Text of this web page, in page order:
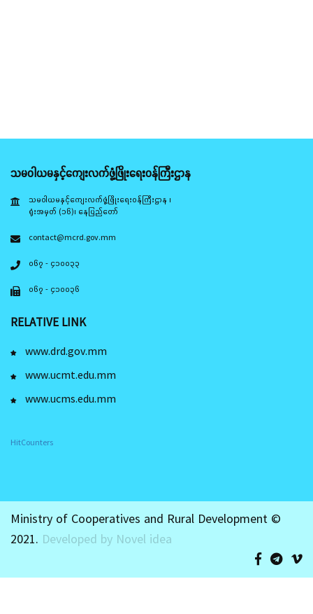
သမဝါယမနှင့်ကျေးလက်ဖွံ့ဖြိုးရေးဝန်ကြီးဌာန
သမဝါယမနှင့်ကျေးလက်ဖွံ့ဖြိုးရေးဝန်ကြီးဌာန ၊
ရုံးအမှတ် (၁၆)၊ နေပြည်တော်
contact@mcrd.gov.mm
၀၆၇ - ၄၁၀၀၃၃
၀၆၇ - ၄၁၀၀၃၆
RELATIVE LINK
www.drd.gov.mm
www.ucmt.edu.mm
www.ucms.edu.mm
HitCounters
Ministry of Cooperatives and Rural Development ©
2021. Developed by Novel idea